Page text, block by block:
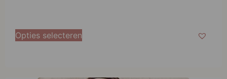
Opties selecteren